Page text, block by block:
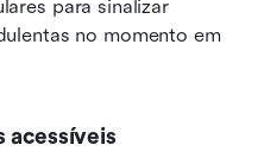
para sinalizar
no momento em
acessíveis